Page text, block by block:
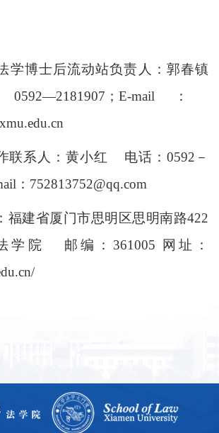
学博士后流动站负责人： 郭春镇
；E-mail：
联系人：黄小红 电话：0592－
： 752813752@qq.com
： 福建省厦门市思明区思明南路422
学院 邮编：361005
网址：